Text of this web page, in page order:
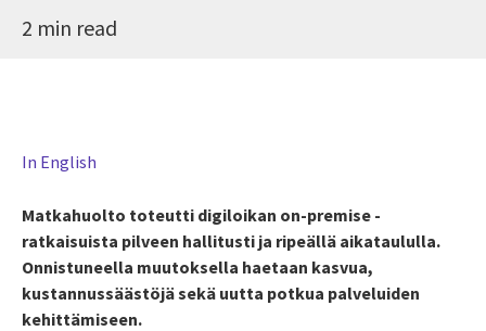
2 min read
In English
Matkahuolto toteutti digiloikan on-premise -
ratkaisuista pilveen hallitusti ja ripeällä aikataululla.
Onnistuneella muutoksella haetaan kasvua,
kustannussäästöjä sekä uutta potkua palveluiden
kehittämiseen.